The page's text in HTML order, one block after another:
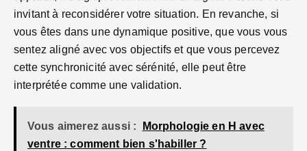
invitant à reconsidérer votre situation. En revanche, si
vous êtes dans une dynamique positive, que vous vous
sentez aligné avec vos objectifs et que vous percevez
cette synchronicité avec sérénité, elle peut être
interprétée comme une validation.
Vous aimerez aussi :
Morphologie en H avec
ventre : comment bien s'habiller ?